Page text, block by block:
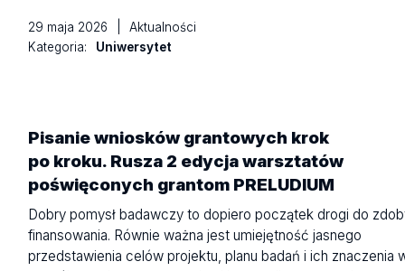
29 maja 2026
Aktualności
Kategoria:
Uniwersytet
Pisanie wniosków grantowych krok
po kroku. Rusza 2 edycja warsztatów
poświęconych grantom PRELUDIUM
Dobry pomysł badawczy to dopiero początek drogi do
finansowania. Równie ważna jest umiejętność jasnego
przedstawienia celów projektu, planu badań i ich znaczenia